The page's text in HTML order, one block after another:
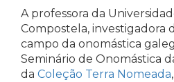
A professora da
Compostela, investigadora
campo da onomástica
Seminário de Onomástica
da Coleção Terra Nomeada